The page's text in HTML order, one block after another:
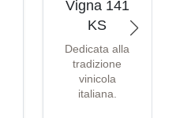
Vigna 141
KS
Dedicata alla
tradizione
vinicola
italiana.